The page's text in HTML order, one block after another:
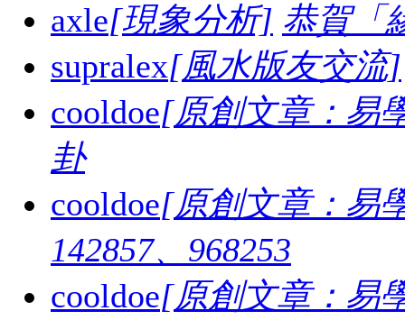
axle[現象分析] 恭賀「
supralex[風水版友交流]
cooldoe[原創文章：易
卦
cooldoe[原創文章：易
142857、968253
cooldoe[原創文章：易